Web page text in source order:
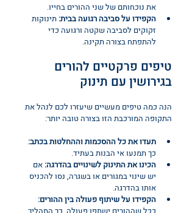
את נוכחותם של שני ההורים בחייו.
הקפידו על סביבה רגועה בבית: תינוקות
זקוקים לסביבה שקטה ורגועה כדי
להתפתח בצורה תקינה.
טיפים פרקטיים להורים
בגירושין עם תינוק
הנה כמה טיפים מעשיים שיעזרו לכם לנהל את
התקופה המורכבת הזו בצורה טובה יותר:
תעדו את כל ההסכמות וההחלטות בכתב:
כך תמנעו אי הבנות בעתיד.
הכינו את התינוק לשינויים בהדרגה: אם
יש שינוי במגורים או בשגרה, נסו להכניס
אותו בהדרגה.
הקפידו על שיתוף פעולה בין ההורים:
ככל שההורים ישתפו פעולה, כך התהליך